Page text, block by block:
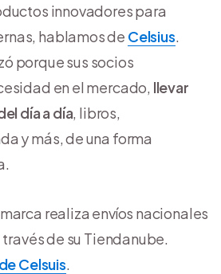
innovadores para
hablamos de Celsius
porque sus socios
en el mercado, llevar
día a día , libros,
y más, de una forma
realiza envíos nacionales
de su Tiendanube.
Celsuis